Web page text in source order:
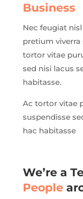
Business
Nec feugiat
pretium
tortor vitae
sed nisi lacus
habitasse.
Ac tortor vitae
suspendisse
hac habitasse
We’re a
People